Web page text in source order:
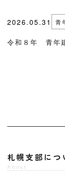
2026.05.31 青
令和８年 青年
札幌支部につ
About